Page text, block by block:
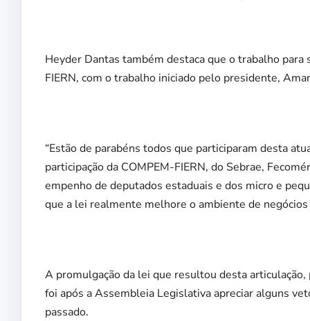
Heyder Dantas também destaca que o trabalho
FIERN, com o trabalho iniciado pelo presidente,
“Estão de parabéns todos que participaram desta
participação da COMPEM-FIERN, do Sebrae,
empenho de deputados estaduais e dos micro e
que a lei realmente melhore o ambiente de negócios
A promulgação da lei que resultou desta
foi após a Assembleia Legislativa apreciar alguns
passado.